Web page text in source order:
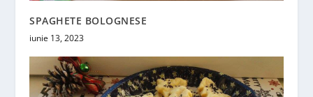
SPAGHETE BOLOGNESE
iunie 13, 2023